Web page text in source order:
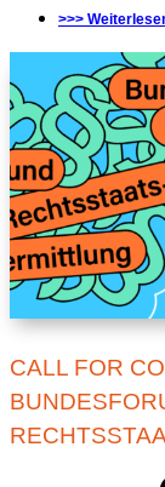
>>>
CALL FOR